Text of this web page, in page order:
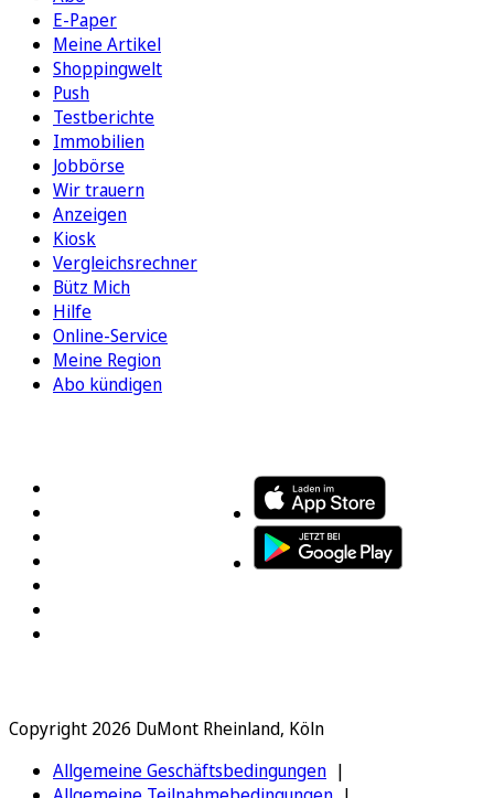
E-Paper
Meine Artikel
Shoppingwelt
Push
Testberichte
Immobilien
Jobbörse
Wir trauern
Anzeigen
Kiosk
Vergleichsrechner
Bütz Mich
Hilfe
Online-Service
Meine Region
Abo kündigen
Copyright 2026 DuMont Rheinland, Köln
Allgemeine Geschäftsbedingungen